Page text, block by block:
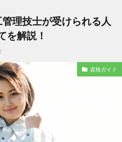
管理技士が受けられる人
を解説！
資格ガイド